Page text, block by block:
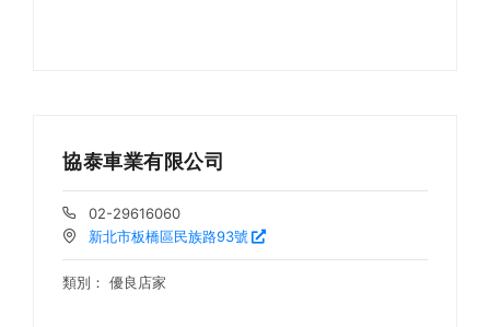
協泰車業有限公司
02-29616060
新北市板橋區民族路93號
類別： 優良店家